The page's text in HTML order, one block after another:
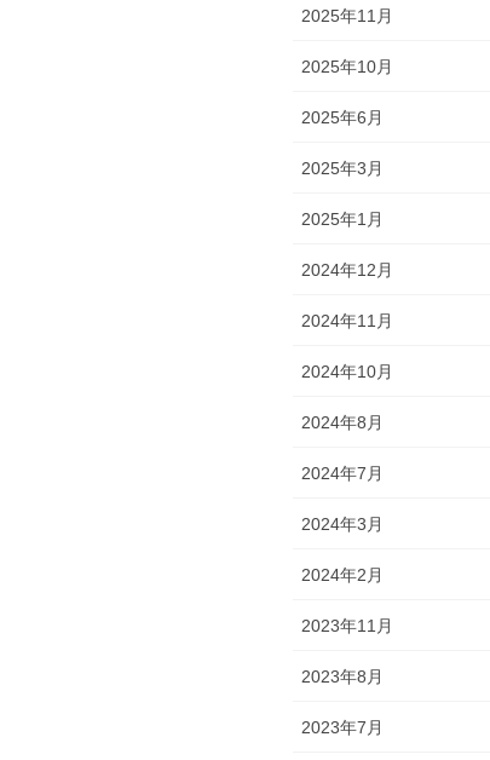
2025年11月
2025年10月
2025年6月
2025年3月
2025年1月
2024年12月
2024年11月
2024年10月
2024年8月
2024年7月
2024年3月
2024年2月
2023年11月
2023年8月
2023年7月